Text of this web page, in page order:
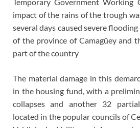
impact of the rains of the trough
several days caused severe
of the province of Camagüey and
part of the country
The material damage in this
in the housing fund, with a
collapses and another 32
located in the popular councils of